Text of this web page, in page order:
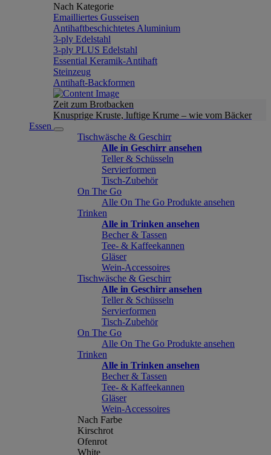
Nach Kategorie
Emailliertes Gusseisen
Antihaftbeschichtetes Aluminium
3-ply Edelstahl
3-ply PLUS Edelstahl
Essential Keramik-Antihaft
Steinzeug
Antihaft-Backformen
Zeit zum Brotbacken
Knusprige Kruste, luftige Krume – wie vom Bäcker
Essen
Tischwäsche & Geschirr
Alle in Geschirr ansehen
Teller & Schüsseln
Servierformen
Tisch-Zubehör
On The Go
Alle On The Go Produkte ansehen
Trinken
Alle in Trinken ansehen
Becher & Tassen
Tee- & Kaffeekannen
Gläser
Wein-Accessoires
Tischwäsche & Geschirr
Alle in Geschirr ansehen
Teller & Schüsseln
Servierformen
Tisch-Zubehör
On The Go
Alle On The Go Produkte ansehen
Trinken
Alle in Trinken ansehen
Becher & Tassen
Tee- & Kaffeekannen
Gläser
Wein-Accessoires
Nach Farbe
Kirschrot
Ofenrot
White